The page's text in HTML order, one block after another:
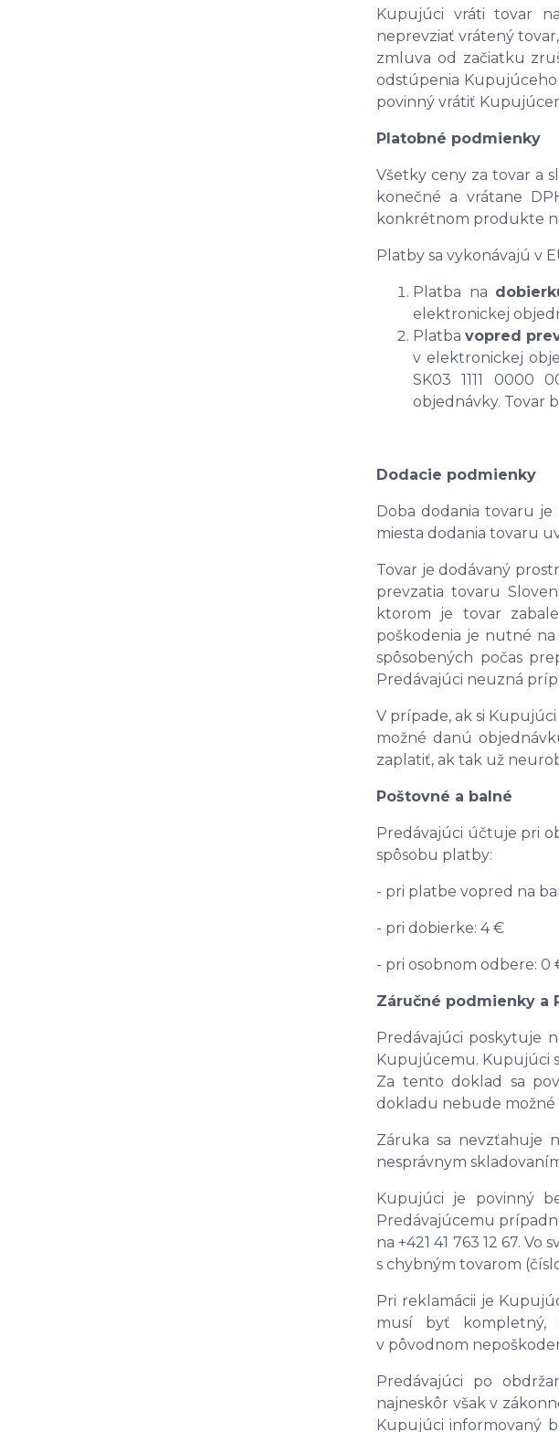
Kupujúci vráti tovar
neprevziať vrátený
zmluva od začiatku
odstúpenia
povinný vrátiť
Platobné podmienky
Všetky ceny za tovar a
konečné a vrátane
konkrétnom produkte
Platby sa vykonávajú v
Platba na
elektronickej
Platbavopred
v elektronickej
SK03 1111 0000
objednávky. Tovar
Dodacie podmienky
Doba dodania tovaru je
miesta dodania tovaru
Tovar je dodávaný
prevzatia tovaru
ktorom je tovar
poškodenia je nutné
spôsobených počas
Predávajúci neuzná
V prípade, ak si
možné danú
zaplatiť, ak tak už
Poštovné a balné
Predávajúci účtuje pri
spôsobu platby:
- pri platbe vopred na
- pri dobierke: 4 €
- pri osobnom odbere: 0
Záručné podmienky a
Predávajúci poskytuje
Kupujúcemu. Kupujúci
Za tento doklad sa
dokladu nebude
Záruka sa nevzťahuje
nesprávnym
Kupujúci je povinný
Predávajúcemu
na +421 41 763 12 67.
s chybným tovarom
Pri reklamácii je
musí byť kompletný,
v pôvodnom
Predávajúci po
najneskôr však v
Kupujúci informovaný